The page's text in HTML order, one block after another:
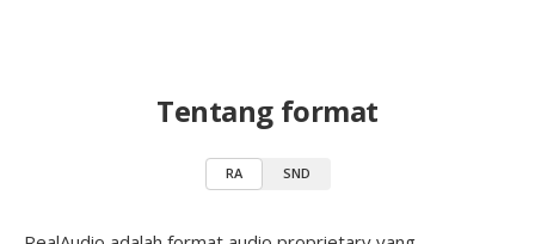
Tentang format
RA SND